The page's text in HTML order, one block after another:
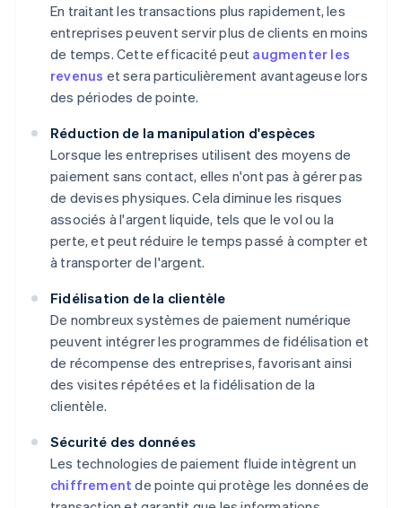
En traitant les transactions plus rapidement, les
entreprises peuvent servir plus de clients en moins
de temps. Cette efficacité peut augmenter les
revenus et sera particulièrement avantageuse lors
des périodes de pointe.
Réduction de la manipulation d'espèces
Lorsque les entreprises utilisent des moyens de
paiement sans contact, elles n'ont pas à gérer pas
de devises physiques. Cela diminue les risques
associés à l'argent liquide, tels que le vol ou la
perte, et peut réduire le temps passé à compter et
à transporter de l'argent.
Fidélisation de la clientèle
De nombreux systèmes de paiement numérique
peuvent intégrer les programmes de fidélisation et
de récompense des entreprises, favorisant ainsi
des visites répétées et la fidélisation de la
clientèle.
Sécurité des données
Les technologies de paiement fluide intègrent un
chiffrement de pointe qui protège les données de